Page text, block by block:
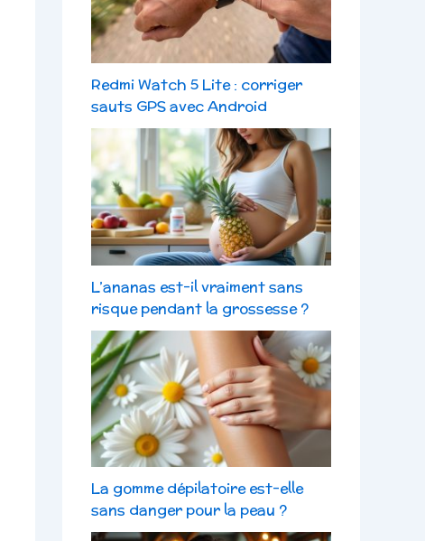
Redmi Watch 5 Lite : corriger
sauts GPS avec Android
L’ananas est-il vraiment sans
risque pendant la grossesse ?
La gomme dépilatoire est-elle
sans danger pour la peau ?